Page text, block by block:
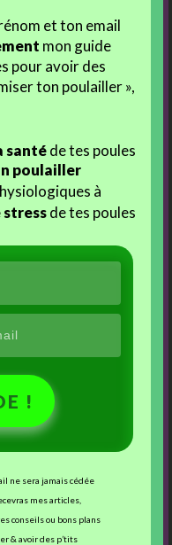
pour une fois….. trop
les amis !!
de
: une semaine
et ton email
mon guide
pour avoir des
ton poulailler »,
santéde tes poules
poulailler
à
stressde tes poules
!
ne sera jamais cédée
mes articles,
conseils ou bons plans
& avoir des p’tits